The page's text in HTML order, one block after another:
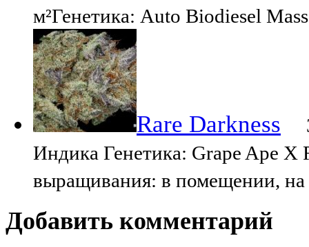
м²Генетика: Auto Biodiesel
Rare Darkness
Индика Генетика: Grape Ape X
выращивания: в помещении,
Добавить комментарий